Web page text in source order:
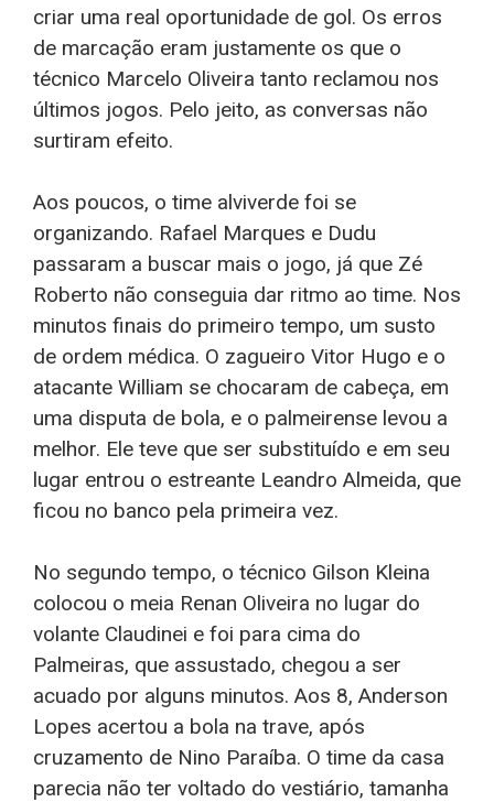
criar uma real oportunidade de gol. Os erros
de marcação eram justamente os que o
técnico Marcelo Oliveira tanto reclamou nos
últimos jogos. Pelo jeito, as conversas não
surtiram efeito.
Aos poucos, o time alviverde foi se
organizando. Rafael Marques e Dudu
passaram a buscar mais o jogo, já que Zé
Roberto não conseguia dar ritmo ao time. Nos
minutos finais do primeiro tempo, um susto
de ordem médica. O zagueiro Vitor Hugo e o
atacante William se chocaram de cabeça, em
uma disputa de bola, e o palmeirense levou a
melhor. Ele teve que ser substituído e em seu
lugar entrou o estreante Leandro Almeida, que
ficou no banco pela primeira vez.
No segundo tempo, o técnico Gilson Kleina
colocou o meia Renan Oliveira no lugar do
volante Claudinei e foi para cima do
Palmeiras, que assustado, chegou a ser
acuado por alguns minutos. Aos 8, Anderson
Lopes acertou a bola na trave, após
cruzamento de Nino Paraíba. O time da casa
parecia não ter voltado do vestiário, tamanha